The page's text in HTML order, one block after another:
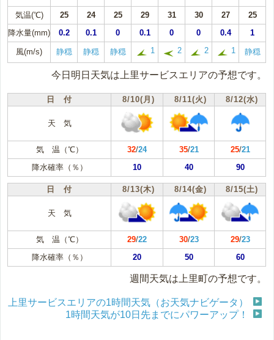
気温(℃) 25 24 25 29 31 30 27
25
降水量(mm)
0.2 0.1 0 0.1 0 0 0.4 1
風(m/s) 静穏 静穏 静穏 1 2 2 1 静穏
今日明日天気は上里サービスエリアの予想です。
日 付 8/10(月) 8/11(火) 8/12(水)
天 気
気 温（℃） 32/24 35/21 25/21
降水確率（％）
10 40 90
日 付 8/13(木) 8/14(金) 8/15(土)
天 気
気 温（℃） 29/22 30/23 29/23
降水確率（％）
20 50 60
週間天気は上里町の予想です。
上里サービスエリアの1時間天気（お天気ナビゲータ）
1時間天気が10日先までにパワーアップ！